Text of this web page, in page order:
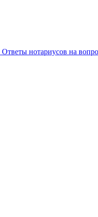
Ответы нотариусов на